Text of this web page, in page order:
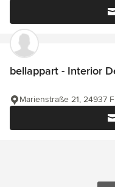
bellappart - Interior
Marienstraße 21, 24937